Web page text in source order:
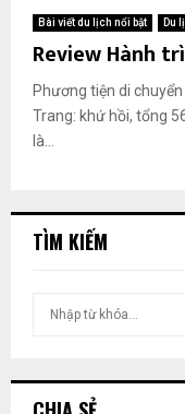
Bài viết du lịch nổi bật Du
Review Hành
Phương tiện di
Trang: khứ hồi, tổng
là...
TÌM KIẾM